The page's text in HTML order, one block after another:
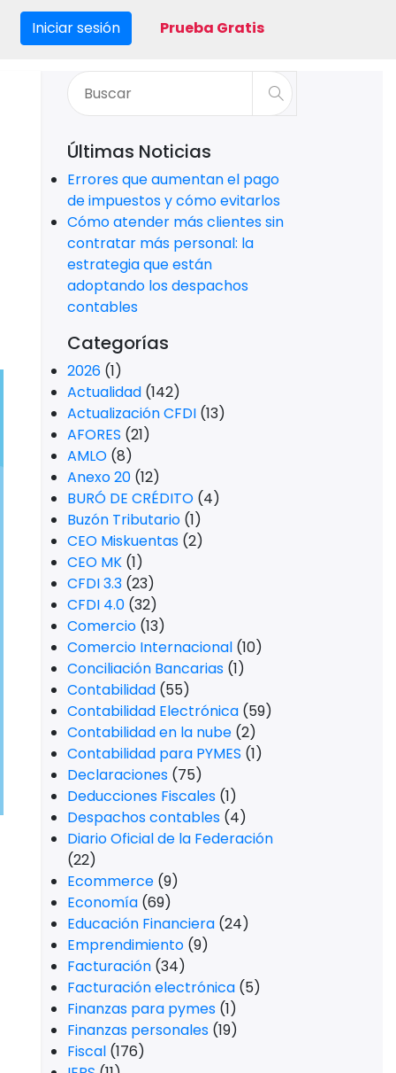
Iniciar sesión Prueba Gratis
Últimas Noticias
Errores que aumentan el pago
de impuestos y cómo evitarlos
Cómo atender más clientes sin
contratar más personal: la
estrategia que están
adoptando los despachos
contables
Categorías
2026 (1)
Actualidad (142)
Actualización CFDI (13)
AFORES (21)
AMLO (8)
Anexo 20 (12)
BURÓ DE CRÉDITO (4)
Buzón Tributario (1)
CEO Miskuentas (2)
CEO MK (1)
CFDI 3.3 (23)
CFDI 4.0 (32)
Comercio (13)
Comercio Internacional (10)
Conciliación Bancarias (1)
Contabilidad (55)
Contabilidad Electrónica (59)
Contabilidad en la nube (2)
Contabilidad para PYMES (1)
Declaraciones (75)
Deducciones Fiscales (1)
Despachos contables (4)
Diario Oficial de la Federación
(22)
Ecommerce (9)
Economía (69)
Educación Financiera (24)
Emprendimiento (9)
Facturación (34)
Facturación electrónica (5)
Finanzas para pymes (1)
Finanzas personales (19)
Fiscal (176)